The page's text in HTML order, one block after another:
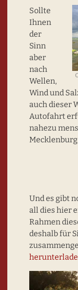
Sollte
Ihnen
der
Sinn
aber
nach
Wellen,
Wind und
auch dieser
Autofahrt
nahezu
Und es gibt
all dies hier
Rahmen
deshalb für